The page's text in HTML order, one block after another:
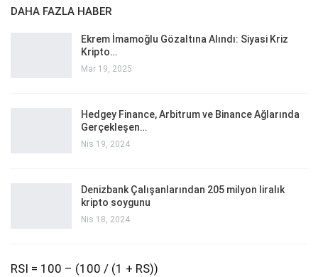
DAHA FAZLA HABER
Ekrem İmamoğlu Gözaltına Alındı: Siyasi Kriz
Kripto…
Mar 19, 2025
Hedgey Finance, Arbitrum ve Binance Ağlarında
Gerçekleşen…
Nis 19, 2024
Denizbank Çalışanlarından 205 milyon liralık
kripto soygunu
Nis 18, 2024
RSI = 100 – (100 / (1 + RS))